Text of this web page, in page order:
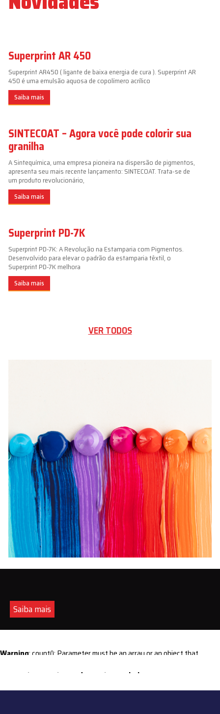
Superprint AR 450
Superprint AR450 ( ligante de baixa energia de cura ). Superprint AR
450 é uma emulsão aquosa de copolímero acrílico
Saiba mais
SINTECOAT – Agora você pode colorir sua
granilha
A Sintequímica, uma empresa pioneira na dispersão de pigmentos,
apresenta seu mais recente lançamento: SINTECOAT. Trata-se de
um produto revolucionário,
Saiba mais
Superprint PD-7K
Superprint PD-7K: A Revolução na Estamparia com Pigmentos.
Desenvolvido para elevar o padrão da estamparia têxtil, o
Superprint PD-7K melhora
Saiba mais
VER TODOS
Saiba mais
Warning: count(): Parameter must be an array or an object that
content/themes/sintequimica/index.php